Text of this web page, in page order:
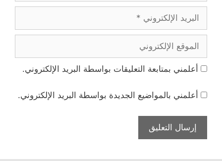
الإلكتروني
الإلكتروني
أعلمني بمتابعة التعليقات بواسطة البريد الإلكتروني.
أعلمني بالمواضيع الجديدة بواسطة البريد الإلكتروني.